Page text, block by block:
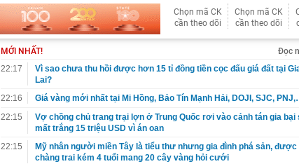
Chọn mã CK
cần theo dõi
Chọn mã CK
cần theo dõi
MỚI NHẤT!
Đọc
22:17
Vì sao chưa thu hồi được hơn 15 tỉ đồng tiền cọc đấu giá đất tại
Lai?
22:16
Giá vàng mới nhất tại Mi Hồng, Bảo Tín Mạnh Hải, DOJI, SJC,
22:15
Vợ chồng chủ trang trại lợn ở Trung Quốc rơi vào cảnh tán gia bại
mất trắng 15 triệu USD vì án oan
22:15
Mỹ nhân người miền Tây là tiểu thư nhưng gia đình phá sản, được
chàng trai kém 4 tuổi mang 20 cây vàng hỏi cưới